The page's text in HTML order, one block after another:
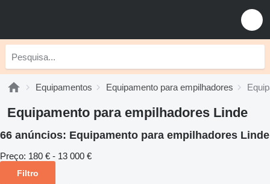
Equipamentos Equipamento para empilhadores
Equipamento para empilhadores Linde
66 anúncios: Equipamento para empilhadores Linde
Preço: 180 € - 13 000 €
Filtro